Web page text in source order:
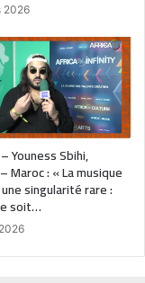
2026
Youness Sbihi,
Maroc : « La musique
singularité rare :
soit…